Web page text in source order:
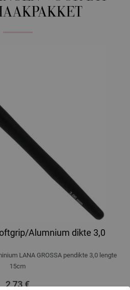
Alumnium dikte 3,0
LANA GROSSA pendikte 3,0 lengte
15cm
2,73 €